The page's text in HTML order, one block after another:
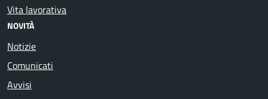
Vita lavorativa
NOVITÀ
Notizie
Comunicati
Avvisi